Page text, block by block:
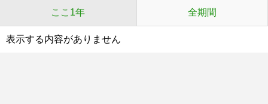
ここ1年 全期間
表示する内容がありません